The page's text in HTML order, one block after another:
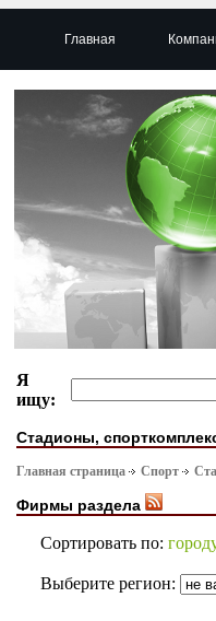
Главная
Я
ищу:
Стадионы,
Главная страница Спорт
Фирмы раздела
Сортировать по:
Выберите регион: